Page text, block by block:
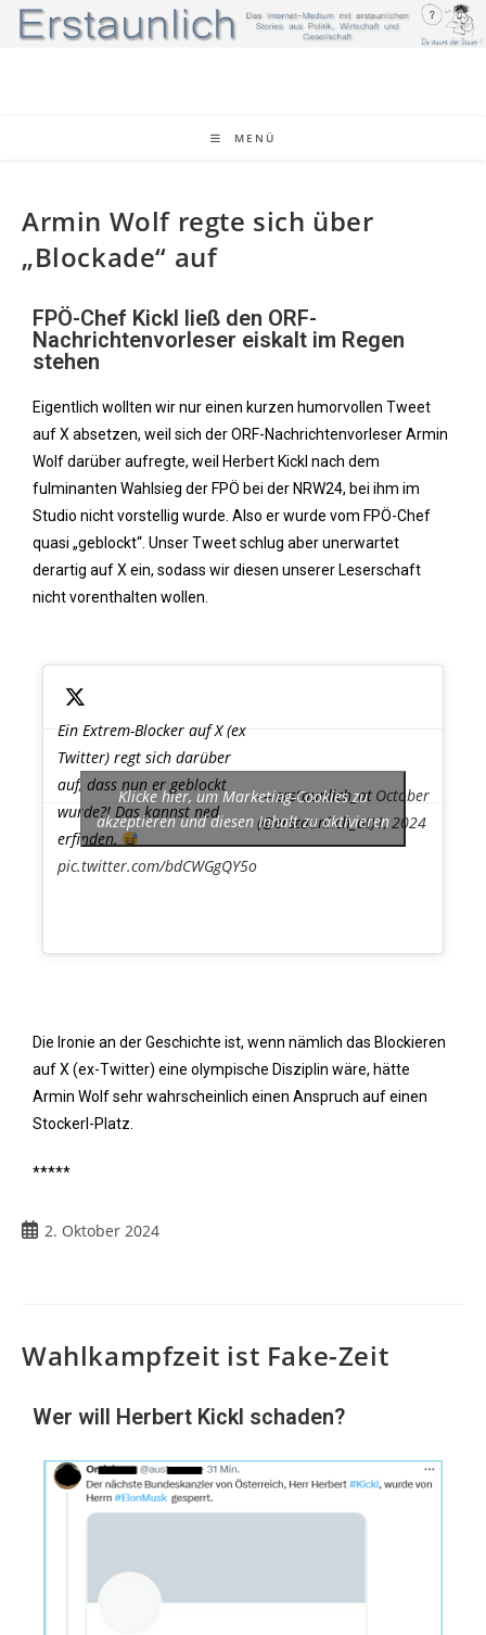
MENÜ
Armin Wolf regte sich über
„Blockade“ auf
FPÖ-Chef Kickl ließ den ORF-
Nachrichtenvorleser eiskalt im Regen
stehen
Eigentlich wollten wir nur einen kurzen humorvollen Tweet
auf X absetzen, weil sich der ORF-Nachrichtenvorleser Armin
Wolf darüber aufregte, weil Herbert Kickl nach dem
fulminanten Wahlsieg der FPÖ bei der NRW24, bei ihm im
Studio nicht vorstellig wurde. Also er wurde vom FPÖ-Chef
quasi „geblockt“. Unser Tweet schlug aber unerwartet
derartig auf X ein, sodass wir diesen unserer Leserschaft
nicht vorenthalten wollen.
Ein Extrem-Blocker auf X (ex
Twitter) regt sich darüber
auf, dass nun er geblockt
wurde?! Das kannst ned
erfinden.
pic.twitter.com/bdCWGgQY5o
— erstaunlich_at
(@erstaunlich_at)
October
1, 2024
Klicke hier, um Marketing-Cookies zu
akzeptieren und diesen Inhalt zu aktivieren
Die Ironie an der Geschichte ist, wenn nämlich das Blockieren
auf X (ex-Twitter) eine olympische Disziplin wäre, hätte
Armin Wolf sehr wahrscheinlich einen Anspruch auf einen
Stockerl-Platz.
*****
2. Oktober 2024
Wahlkampfzeit ist Fake-Zeit
Wer will Herbert Kickl schaden?